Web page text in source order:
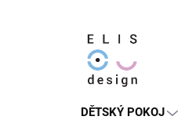
DĚTSKÝ POKOJ